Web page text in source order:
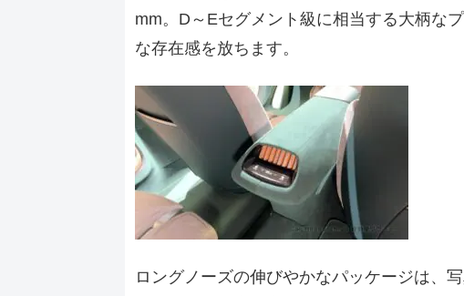
mm。D～Eセグメント級に相当する大柄な
な存在感を放ちます。
ロングノーズの伸びやかなパッケージは、